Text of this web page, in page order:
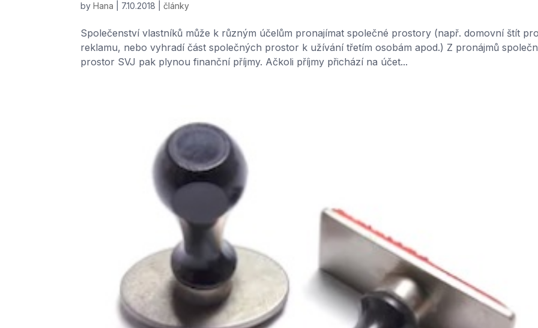
byHana 7.10.2018 |články
Společenství vlastníků může k různým účelům pronajímat společné prostory (např. domovní štít pro
reklamu, nebo vyhradí část společných prostor k užívání třetím osobám apod.) Z pronájmů
prostor SVJ pak plynou finanční příjmy. Ačkoli příjmy přichází na účet...